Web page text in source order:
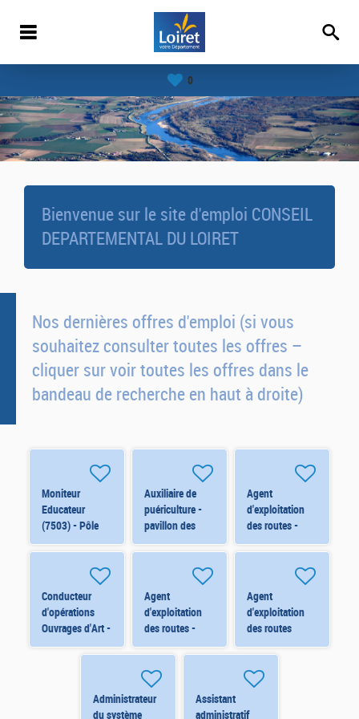
0
Bienvenue sur le site d'emploi CONSEIL
DEPARTEMENTAL DU LOIRET
Nos dernières offres d'emploi (si vous
souhaitez consulter toutes les offres –
cliquer sur voir toutes les offres dans le
bandeau de recherche en haut à droite)
Moniteur
Educateur
(7503) - Pôle
Ados (15-18
Auxiliaire de
puériculture -
pavillon des
Loupiots -
Agent
d'exploitation
des routes -
Viabilité
André (Renfort)
H/F
Conducteur
d'opérations
Ouvrages d'Art -
ORLÉANS
(6873) H/F
Agent
d'exploitation
des routes -
Viabilité
hivernale - CT
d'Orléans Nord
(Renfort) H/F
Agent
d'exploitation
des routes
Centre de
Travaux
d'ARTENAY
Administrateur
du système
Assistant
administratif